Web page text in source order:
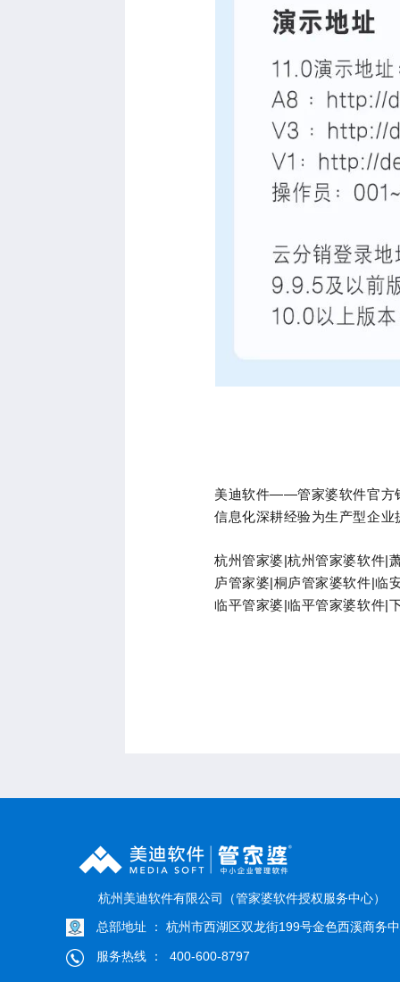
美迪软件——管家婆软件官方
信息化深耕经验为生产型企
杭州管家婆|杭州管家婆软件|
庐管家婆|桐庐管家婆软件|临
临平管家婆|临平管家婆软件|
杭州美迪软件有限公司（管家婆软件授权服务中心）
总部地址 ： 杭州市西湖区双龙街199号金色西溪商务
服务热线 ： 400-600-8797